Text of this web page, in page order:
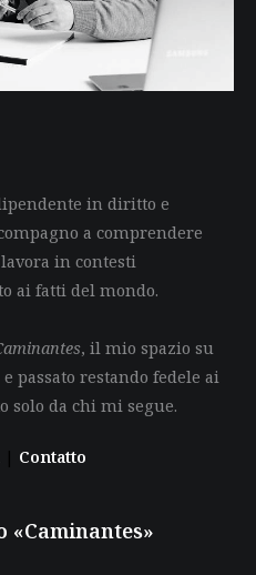
in diritto e
a comprendere
in contesti
ai fatti del mondo.
, il mio spazio su
passato restando fedele ai
solo da chi mi segue.
| Contatto